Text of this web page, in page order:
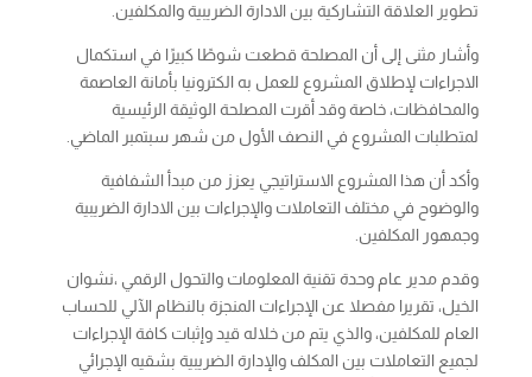
تطوير العلاقة التشاركية بين الادارة الضريبية والمكلفين.
وأشار مثنى إلى أن المصلحة قطعت شوطًا كبيرًا في استكمال
الاجراءات لإطلاق المشروع للعمل به الكترونيا بأمانة العاصمة
والمحافظات، خاصة وقد أقرت المصلحة الوثيقة الرئيسية
لمتطلبات المشروع في النصف الأول من شهر سبتمبر الماضي.
وأكد أن هذا المشروع الاستراتيجي يعزز من مبدأ الشفافية
والوضوح في مختلف التعاملات والإجراءات بين الادارة الضريبية
وجمهور المكلفين.
وقدم مدير عام وحدة تقنية المعلومات والتحول الرقمي ،نشوان
الخيل، تقريرا مفصلا عن الإجراءات المنجزة بالنظام الآلي للحساب
العام للمكلفين، والذي يتم من خلاله قيد وإثبات كافة الإجراءات
لجميع التعاملات بين المكلف والإدارة الضريبية بشقيه الإجرائي